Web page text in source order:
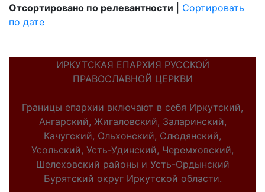
Отсортировано по релевантности
Сортировать
по дате
ИРКУТСКАЯ ЕПАРХИЯ РУССКОЙ
ПРАВОСЛАВНОЙ ЦЕРКВИ
Границы епархии включают в себя Иркутский,
Ангарский, Жигаловский, Заларинский,
Качугский, Ольхонский, Слюдянский,
Усольский, Усть-Удинский, Черемховский,
Шелеховский районы и Усть-Ордынский
Бурятский округ Иркутской области.